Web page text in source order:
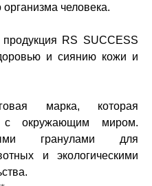
человека.
продукция RS SUCCESS
и сиянию кожи и
марка, которая
с окружающим миром.
гранулами для
и экологическими